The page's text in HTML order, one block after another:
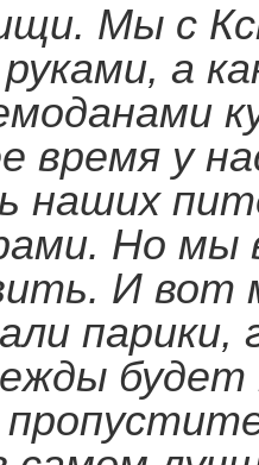
Мы с
а
время у
наших
Но мы
И вот
парики,
будет